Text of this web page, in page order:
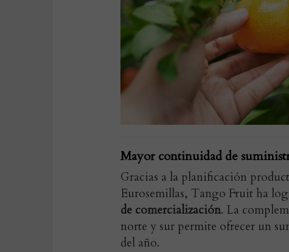
Mayor continuidad de
Gracias a la planificación
Eurosemillas, Tango Fruit ha
de comercialización. La
norte y sur permite ofrecer un
del año.